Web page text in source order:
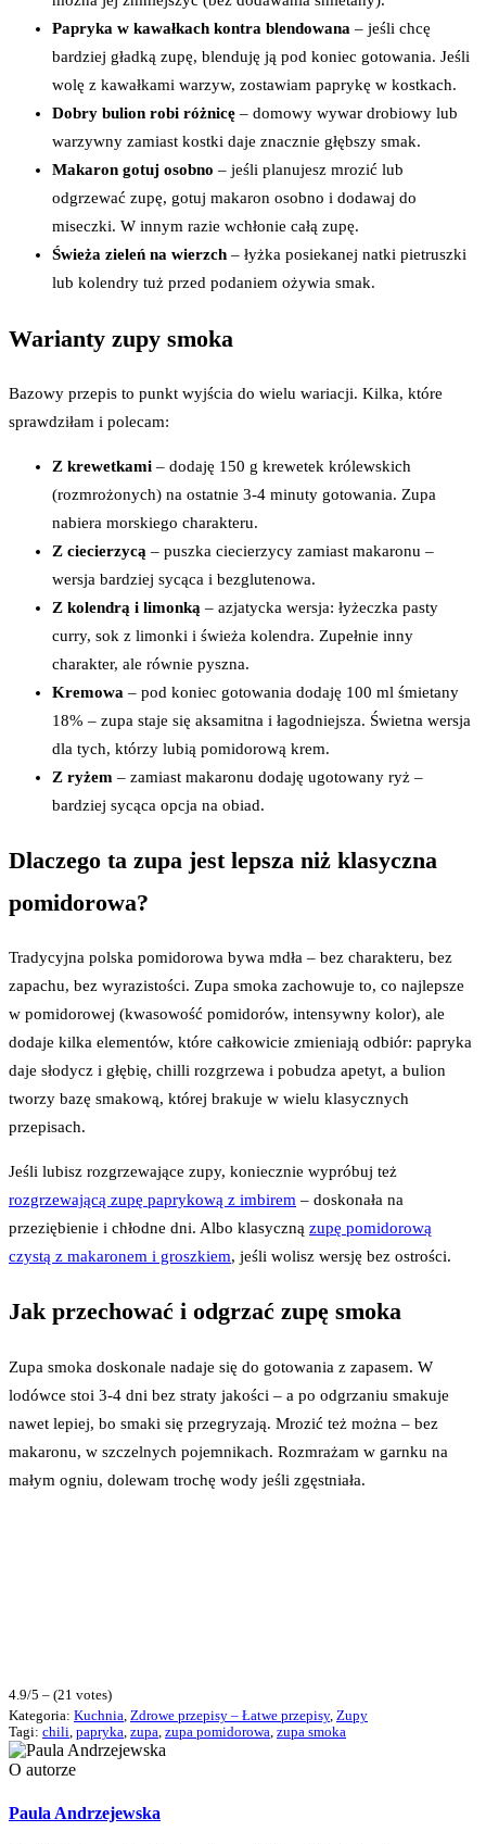
Papryka w kawałkach kontra blendowana – jeśli chcę
bardziej gładką zupę, blenduję ją pod koniec gotowania. Jeśli
wolę z kawałkami warzyw, zostawiam paprykę w kostkach.
Dobry bulion robi różnicę – domowy wywar drobiowy lub
warzywny zamiast kostki daje znacznie głębszy smak.
Makaron gotuj osobno – jeśli planujesz mrozić lub
odgrzewać zupę, gotuj makaron osobno i dodawaj do
miseczki. W innym razie wchłonie całą zupę.
Świeża zieleń na wierzch – łyżka posiekanej natki pietruszki
lub kolendry tuż przed podaniem ożywia smak.
Warianty zupy smoka
Bazowy przepis to punkt wyjścia do wielu wariacji. Kilka, które
sprawdziłam i polecam:
Z krewetkami – dodaję 150 g krewetek królewskich
(rozmrożonych) na ostatnie 3-4 minuty gotowania. Zupa
nabiera morskiego charakteru.
Z ciecierzycą – puszka ciecierzycy zamiast makaronu –
wersja bardziej sycąca i bezglutenowa.
Z kolendrą i limonką – azjatycka wersja: łyżeczka pasty
curry, sok z limonki i świeża kolendra. Zupełnie inny
charakter, ale równie pyszna.
Kremowa – pod koniec gotowania dodaję 100 ml śmietany
18% – zupa staje się aksamitna i łagodniejsza. Świetna wersja
dla tych, którzy lubią pomidorową krem.
Z ryżem – zamiast makaronu dodaję ugotowany ryż –
bardziej sycąca opcja na obiad.
Dlaczego ta zupa jest lepsza niż klasyczna
pomidorowa?
Tradycyjna polska pomidorowa bywa mdła – bez charakteru, bez
zapachu, bez wyrazistości. Zupa smoka zachowuje to, co najlepsze
w pomidorowej (kwasowość pomidorów, intensywny kolor), ale
dodaje kilka elementów, które całkowicie zmieniają odbiór: papryka
daje słodycz i głębię, chilli rozgrzewa i pobudza apetyt, a bulion
tworzy bazę smakową, której brakuje w wielu klasycznych
przepisach.
Jeśli lubisz rozgrzewające zupy, koniecznie wypróbuj też
rozgrzewającą zupę paprykową z imbirem – doskonała na
przeziębienie i chłodne dni. Albo klasyczną zupę pomidorową
czystą z makaronem i groszkiem, jeśli wolisz wersję bez ostrości.
Jak przechować i odgrzać zupę smoka
Zupa smoka doskonale nadaje się do gotowania z zapasem. W
lodówce stoi 3-4 dni bez straty jakości – a po odgrzaniu smakuje
nawet lepiej, bo smaki się przegryzają. Mrozić też można – bez
makaronu, w szczelnych pojemnikach. Rozmrażam w garnku na
małym ogniu, dolewam trochę wody jeśli zgęstniała.
4.9/5 – (21 votes)
Kategoria: Kuchnia, Zdrowe przepisy – Łatwe przepisy, Zupy
Tagi: chili, papryka, zupa, zupa pomidorowa, zupa smoka
O autorze
Paula Andrzejewska